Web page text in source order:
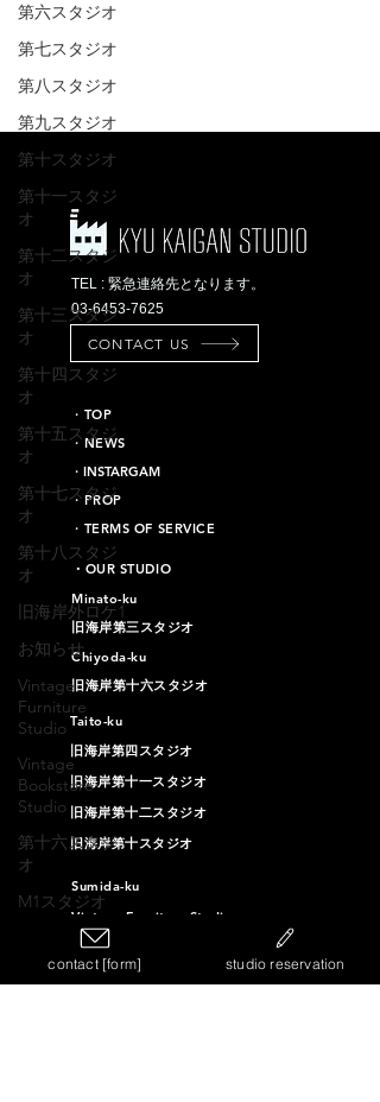
第六スタジオ
第七スタジオ
第八スタジオ
第九スタジオ
第十スタジオ
第十一スタジ
オ
第十二スタジ
オ
第十三スタジ
オ
第十四スタジ
オ
第十五スタジ
オ
第十七スタジ
オ
第十八スタジ
オ
旧海岸外ロケ1
お知らせ
Vintage
Furniture
Studio
Vintage
Bookstore
Studio
第十六スタジ
オ
M1スタジオ
TEL : 緊急連絡先となります。
03-6453-7625
CONTACT US
​・TOP
・NEWS
​・INSTARGAM
・PROP
・TERMS OF SERVICE
​・OUR STUDIO
Minato-ku
旧海岸第三スタジオ
Chiyoda-ku
旧海岸第十六スタジオ
Taito-ku
旧海岸第四スタジオ
旧海岸第十一スタジオ
旧海岸第十二スタジオ
旧海岸第十スタジオ
Sumida-ku
Vintage Furniture Studio
Vintage Bookstore Studio
contact [form] studio reservation